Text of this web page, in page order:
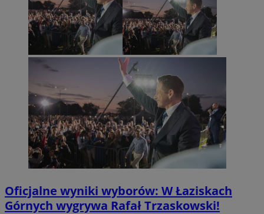
Oficjalne wyniki wyborów: W Łaziskach
Górnych wygrywa Rafał Trzaskowski!